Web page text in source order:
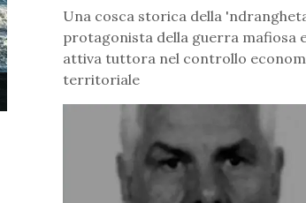
Una cosca storica della
protagonista della guerra mafiosa
attiva tuttora nel controllo
territoriale